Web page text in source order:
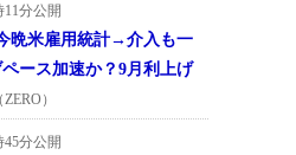
11分公開
晩米雇用統計→介入も一
ース加速か？9月利上げ
（ZERO）
45分公開